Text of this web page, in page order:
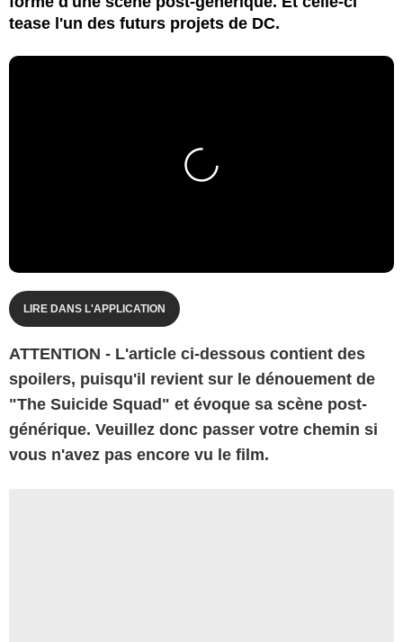
tease l'un des futurs projets de DC.
LIRE DANS L'APPLICATION
ATTENTION - L'article ci-dessous contient des
spoilers, puisqu'il revient sur le dénouement de
"The Suicide Squad" et évoque sa scène post-
générique. Veuillez donc passer votre chemin si
vous n'avez pas encore vu le film.